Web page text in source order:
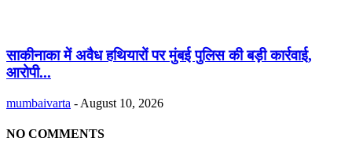
साकीनाका में अवैध हथियारों पर मुंबई पुलिस की बड़ी कार्रवाई,
आरोपी...
mumbaivarta - August 10, 2026
NO COMMENTS